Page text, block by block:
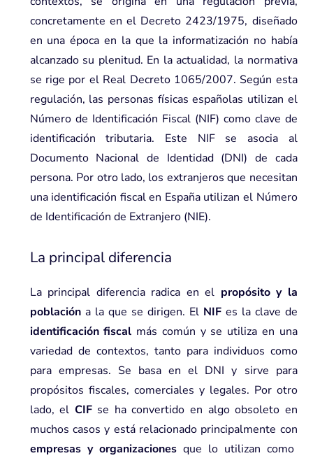
concretamente en el Decreto 2423/1975, diseñado
en una época en la que la informatización no había
alcanzado su plenitud. En la actualidad, la normativa
se rige por elReal Decreto 1065/2007. Según esta
regulación, las personas físicas españolas utilizan el
Número de Identificación Fiscal (NIF) como clave de
identificación tributaria. Este NIF se asocia al
Documento Nacional de Identidad (DNI) de cada
persona. Por otro lado, los extranjeros que necesitan
una identificación fiscal en España utilizan el Número
de Identificación de Extranjero (NIE).
La principal diferencia
La principal diferencia radica en el propósito y la
poblacióna la que se dirigen. ElNIFes la clave de
identificación fiscal más común y se utiliza en una
variedad de contextos, tanto para individuos como
para empresas. Se basa en el DNI y sirve para
propósitos fiscales, comerciales y legales. Por otro
lado, el CIFse ha convertido en algo obsoleto en
muchos casos y está relacionado principalmente con
empresas y organizacionesque lo utilizan como